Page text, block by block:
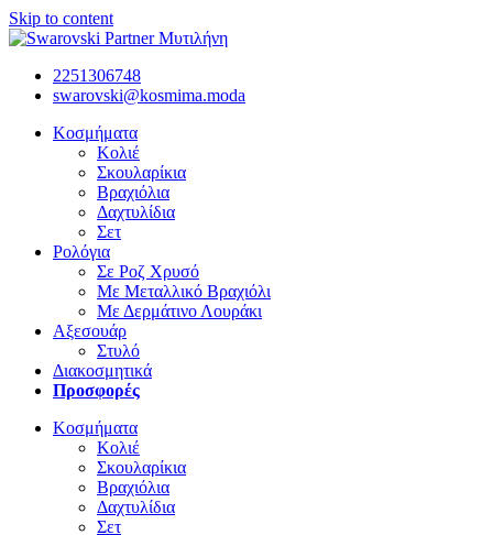
Skip to content
2251306748
swarovski@kosmima.moda
Κοσμήματα
Κολιέ
Σκουλαρίκια
Βραχιόλια
Δαχτυλίδια
Σετ
Ρολόγια
Σε Ροζ Χρυσό
Με Μεταλλικό Βραχιόλι
Με Δερμάτινο Λουράκι
Αξεσουάρ
Στυλό
Διακοσμητικά
Προσφορές
Κοσμήματα
Κολιέ
Σκουλαρίκια
Βραχιόλια
Δαχτυλίδια
Σετ